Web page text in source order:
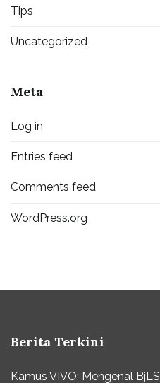
Tips
Uncategorized
Meta
Log in
Entries feed
Comments feed
WordPress.org
Berita Terkini
Kamus VIVO: Mengenal